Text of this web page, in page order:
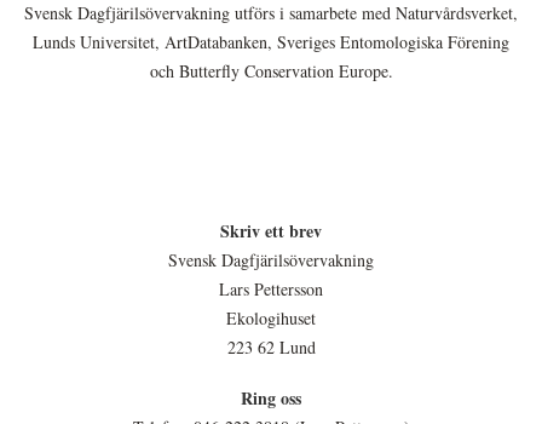
Svensk Dagfjärilsövervakning utförs i samarbete med Naturvårdsverket,
Lunds Universitet, ArtDatabanken, Sveriges Entomologiska Förening
och Butterfly Conservation Europe.
Skriv ett brev
Svensk Dagfjärilsövervakning
Lars Pettersson
Ekologihuset
223 62 Lund
Ring oss